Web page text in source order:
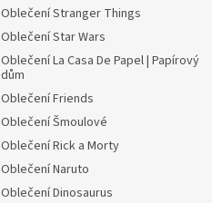
Oblečení Stranger Things
Oblečení Star Wars
Oblečení La Casa De Papel | Papírový
dům
Oblečení Friends
Oblečení Šmoulové
Oblečení Rick a Morty
Oblečení Naruto
Oblečení Dinosaurus